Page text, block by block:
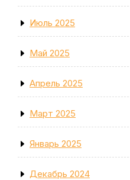
Июль 2025
Май 2025
Апрель 2025
Март 2025
Январь 2025
Декабрь 2024